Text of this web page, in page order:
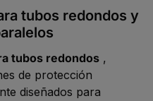
tubos redondos y
tubos redondos ,
de protección
diseñados para